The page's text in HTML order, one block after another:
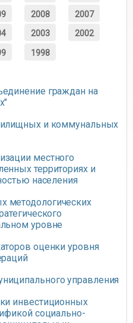
2008 2007
2003 2002
1998
граждан на
и коммунальных
местного
территориях и
населения
методологических
уровне
оценки уровня
управления
инвестиционных
социально-